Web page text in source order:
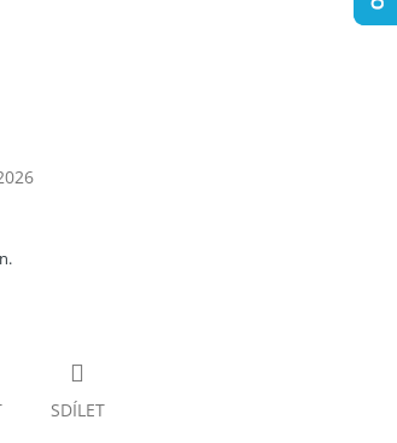
SDÍLET